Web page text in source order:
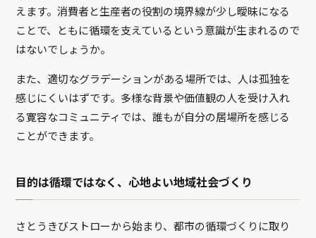
えます。消費者と生産者の役割の境界線が少し曖昧になる
ことで、ともに循環を支えているという意識が生まれるので
はないでしょうか。
また、適切なグラデーションがある場所では、人は孤独を
感じにくいはずです。多様な背景や価値観の人を受け入れ
る寛容なコミュニティでは、誰もが自分の居場所を感じる
ことができます。
目的は循環ではなく、心地よい地域社会づくり
さとうきびストローから始まり、都市の循環づくりに取り